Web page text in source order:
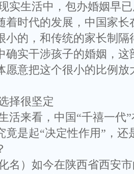
实生活中，包办婚姻早
着时代的发展，中国家长
小的，和传统的家长制隔
确实干涉孩子的婚姻，这
愿意把这个很小的比例放
择很坚定
活来看，中国“千禧一代
竟是起“决定性作用”，还
名）如今在陕西省西安